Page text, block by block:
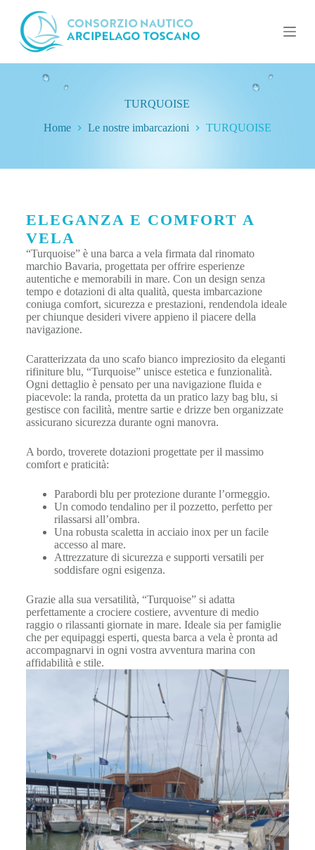
a
TURQUOISE
Home Le nostre imbarcazioni TURQUOISE
ELEGANZA E COMFORT A
VELA
“Turquoise” è una barca a vela firmata dal rinomato
marchio Bavaria, progettata per offrire esperienze
autentiche e memorabili in mare. Con un design senza
tempo e dotazioni di alta qualità, questa imbarcazione
coniuga comfort, sicurezza e prestazioni, rendendola ideale
per chiunque desideri vivere appieno il piacere della
navigazione.
Caratterizzata da uno scafo bianco impreziosito da eleganti
rifiniture blu, “Turquoise” unisce estetica e funzionalità.
Ogni dettaglio è pensato per una navigazione fluida e
piacevole: la randa, protetta da un pratico lazy bag blu, si
gestisce con facilità, mentre sartie e drizze ben organizzate
assicurano sicurezza durante ogni manovra.
A bordo, troverete dotazioni progettate per il massimo
comfort e praticità:
Parabordi blu per protezione durante l’ormeggio.
Un comodo tendalino per il pozzetto, perfetto per
rilassarsi all’ombra.
Una robusta scaletta in acciaio inox per un facile
accesso al mare.
Attrezzature di sicurezza e supporti versatili per
soddisfare ogni esigenza.
Grazie alla sua versatilità, “Turquoise” si adatta
perfettamente a crociere costiere, avventure di medio
raggio o rilassanti giornate in mare. Ideale sia per famiglie
che per equipaggi esperti, questa barca a vela è pronta ad
accompagnarvi in ogni vostra avventura marina con
affidabilità e stile.